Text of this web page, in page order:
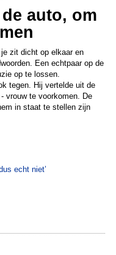
auto, om
zit dicht op elkaar en
Een echtpaar op de
op te lossen.
tegen. Hij vertelde uit de
vrouw te voorkomen. De
in staat te stellen zijn
echt niet’